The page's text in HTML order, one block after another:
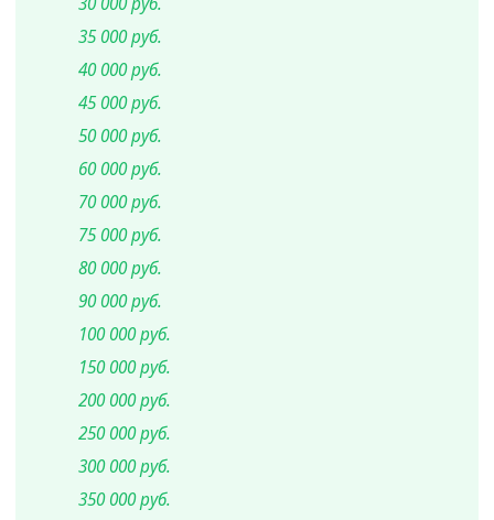
35 000 руб.
40 000 руб.
45 000 руб.
50 000 руб.
60 000 руб.
70 000 руб.
75 000 руб.
80 000 руб.
90 000 руб.
100 000 руб.
150 000 руб.
200 000 руб.
250 000 руб.
300 000 руб.
350 000 руб.